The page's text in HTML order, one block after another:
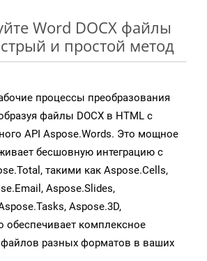
Word DOCX файлы
и простой метод
процессы преобразования
файлы DOCX в HTML с
API Aspose.Words. Это мощное
бесшовную интеграцию с
такими как Aspose.Cells,
Aspose.Slides,
Aspose.3D,
обеспечивает комплексное
файлов разных форматов в ваших